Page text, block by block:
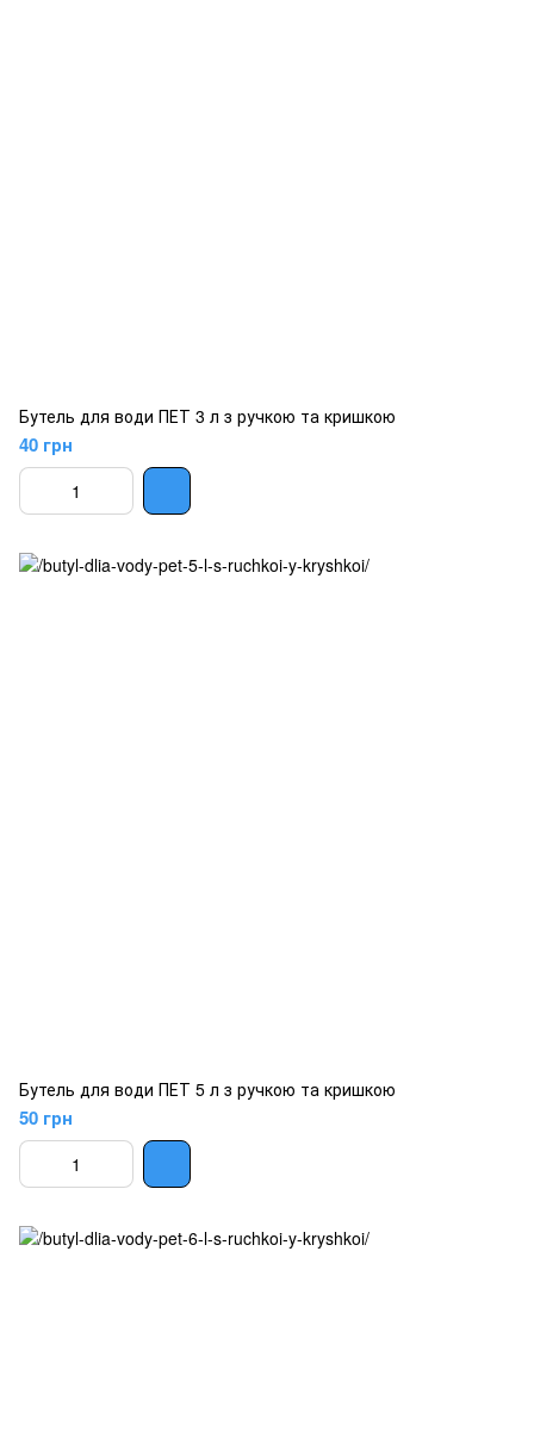
Бутель для води ПЕТ 3 л з ручкою та кришкою
40 грн
Бутель для води ПЕТ 5 л з ручкою та кришкою
50 грн